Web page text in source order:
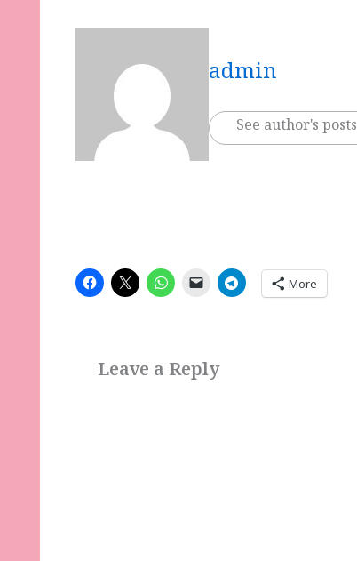
admin
See author's posts
More
Leave a Reply